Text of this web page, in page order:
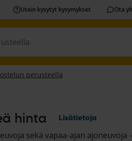
Usein kysytyt kysymykset Ota
hinta Lisätietoja
sekä vapaa-ajan ajoneuvoja